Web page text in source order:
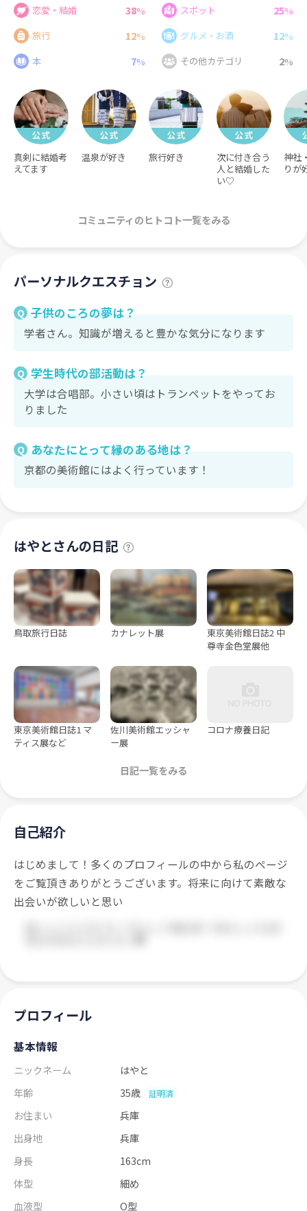
恋愛・結婚 38% スポット 25%
旅行
12% グルメ・お酒 12%
本
7% その他カテゴリ 2%
真剣に結婚考
えてます
温泉が好き 旅行好き
次に付き合う
人と結婚した
い♡
神社
りが
コミュニティのヒトコト一覧をみる
パーソナルクエスチョン
Q 子供のころの夢は？
学者さん。知識が増えると豊かな気分になります
Q 学生時代の部活動は？
大学は合唱部。小さい頃はトランペットをやってお
りました
Q あなたにとって縁のある地は？
京都の美術館にはよく行っています！
はやとさんの日記
鳥取旅行日誌 カナレット展
東京美術館日誌2 中
尊寺金色堂展他
東京美術館日誌1 マ
ティス展など
佐川美術館エッシャ
ー展
コロナ療養日記
日記一覧をみる
自己紹介
はじめまして！多くのプロフィールの中から私のページ
をご覧頂きありがとうございます。将来に向けて素敵な
出会いが欲しいと思い
プロフィール
基本情報
ニックネーム
はやと
年齢
35歳 証明済
お住まい
兵庫
出身地
兵庫
身長
163cm
体型
細め
血液型
O型